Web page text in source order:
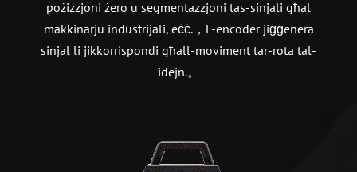
pożizzjoni żero u segmentazzjoni tas-sinjali għal
makkinarju industrijali, eċċ.，L-encoder jiġġenera
sinjal li jikkorrispondi għall-moviment tar-rota tal-
idejn.。